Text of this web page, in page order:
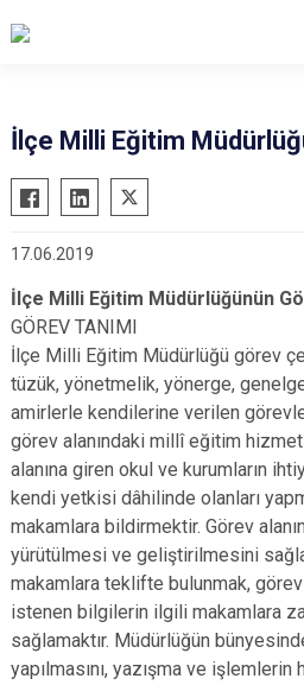
Alpu
Beylikova
Çifteler
Günyüzü
Han
İnönü
Mahmudiye
İlçe Milli Eğitim
17.06.2019
İlçe Milli Eğitim Müdürlüğünün
GÖREV TANIMI
İlçe Milli Eğitim Müdürlüğü görev
tüzük, yönetmelik, yönerge,
amirlerle kendilerine verilen
görev alanındaki millî eğitim
alanına giren okul ve kurumların
kendi yetkisi dâhilinde olanları
makamlara bildirmektir. Görev
yürütülmesi ve geliştirilmesini
makamlara teklifte bulunmak,
istenen bilgilerin ilgili makamlara
sağlamaktır. Müdürlüğün
yapılmasını, yazışma ve işlemlerin